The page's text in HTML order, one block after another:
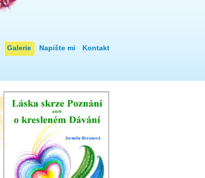
Galerie Napište mi Kontakt